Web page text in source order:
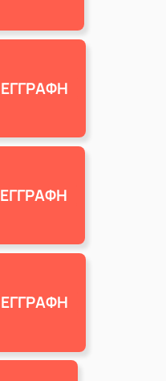
ΕΓΓΡΑΦΗ
ΕΓΓΡΑΦΗ
ΕΓΓΡΑΦΗ